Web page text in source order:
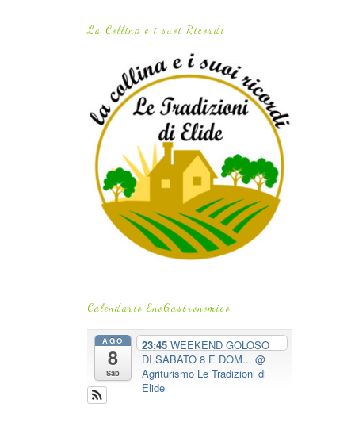
La Collina e i suoi Ricordi
Calendario EnoGastronomico
AGO
8
Sab
23:45 WEEKEND GOLOSO
DI SABATO 8 E DOM... @
Agriturismo Le Tradizioni di
Elide